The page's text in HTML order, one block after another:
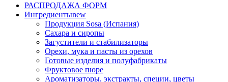
РАСПРОДАЖА ФОРМ
Ингредиентыnew
Продукция Sosa (Испания)
Сахара и сиропы
Загустители и стабилизаторы
Орехи, мука и пасты из орехов
Готовые изделия и полуфабрикаты
Фруктовое пюре
Ароматизаторы, экстракты, специи, цветы